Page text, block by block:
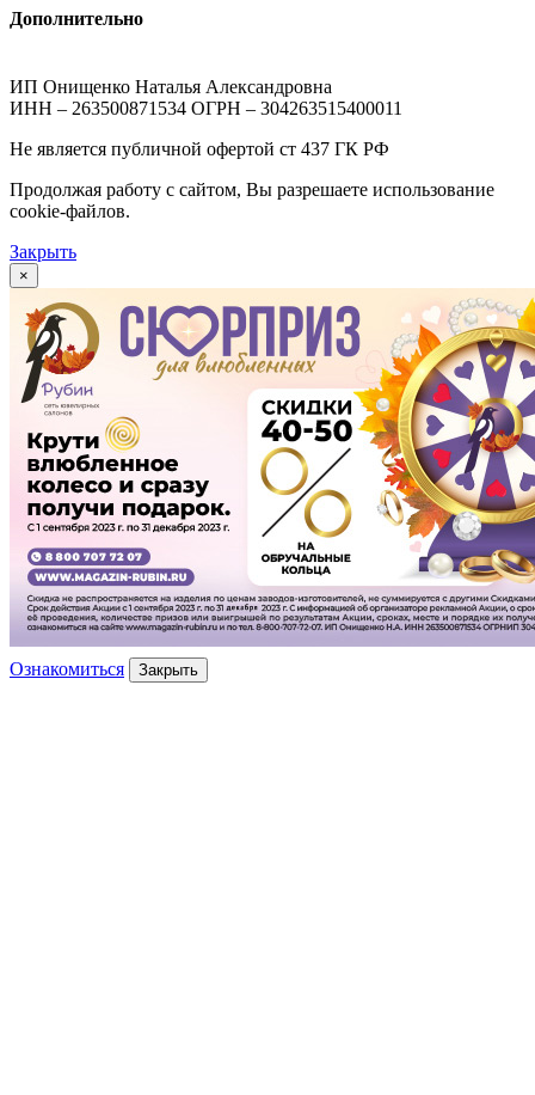
Дополнительно
ИП Онищенко Наталья Александровна
ИНН – 263500871534 ОГРН – 304263515400011
Не является публичной офертой ст 437 ГК РФ
Продолжая работу с сайтом, Вы разрешаете использование
cookie-файлов.
Закрыть
×
Ознакомиться Закрыть